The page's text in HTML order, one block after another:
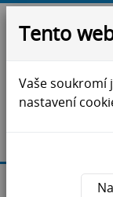
ZS Jihlava -
Tento
Vaše soukromí
nastavení